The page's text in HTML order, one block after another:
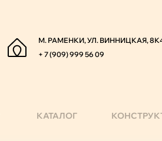
М. РАМЕНКИ, УЛ. ВИННИЦКАЯ,
+ 7 (909) 999 56 09
КАТАЛОГ